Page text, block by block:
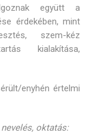
együtt a
érdekében, mint
szem-kéz
kialakítása,
enyhén értelmi
oktatás: